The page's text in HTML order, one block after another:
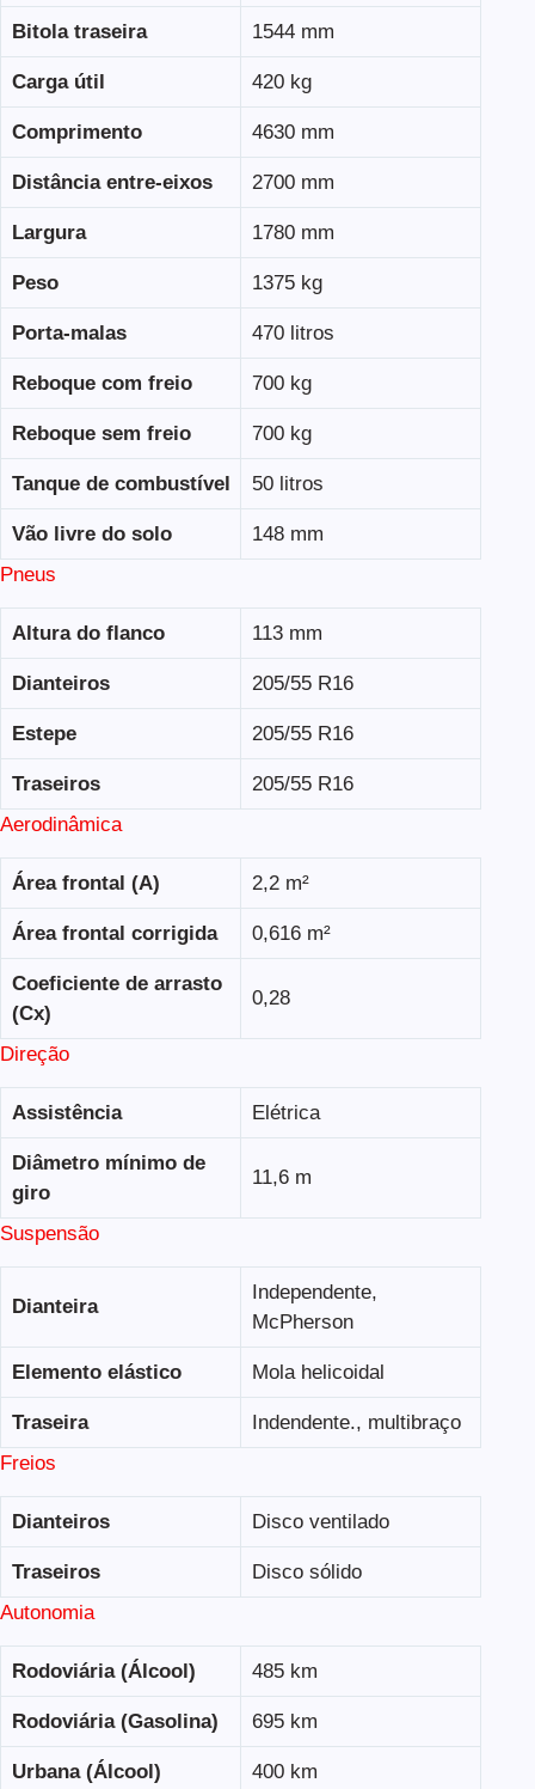
Bitola traseira 1544 mm
Carga útil 420 kg
Comprimento 4630 mm
Distância entre-eixos 2700 mm
Largura 1780 mm
Peso 1375 kg
Porta-malas 470 litros
Reboque com freio 700 kg
Reboque sem freio 700 kg
Tanque de combustível 50 litros
Vão livre do solo
148 mm
Pneus
Altura do flanco 113 mm
Dianteiros 205/55 R16
Estepe 205/55 R16
Traseiros
205/55 R16
Aerodinâmica
Área frontal (A) 2,2 m²
Área frontal corrigida 0,616 m²
Coeficiente de arrasto
(Cx)
0,28
Direção
Assistência Elétrica
Diâmetro mínimo de
giro
11,6 m
Suspensão
Dianteira
Independente,
McPherson
Elemento elástico Mola helicoidal
Traseira
Indendente., multibraço
Freios
Dianteiros Disco ventilado
Traseiros
Disco sólido
Autonomia
Rodoviária (Álcool) 485 km
Rodoviária (Gasolina) 695 km
Urbana (Álcool) 400 km